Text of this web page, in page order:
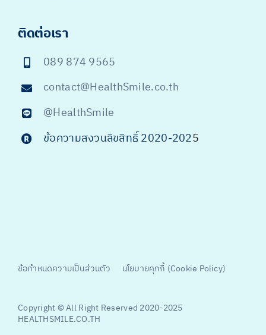
ติดต่อเรา
089 874 9565
contact@HealthSmile.co.th
@HealthSmile
ข้อความสงวนลิขสิทธิ์ 2020-2025
ไทย